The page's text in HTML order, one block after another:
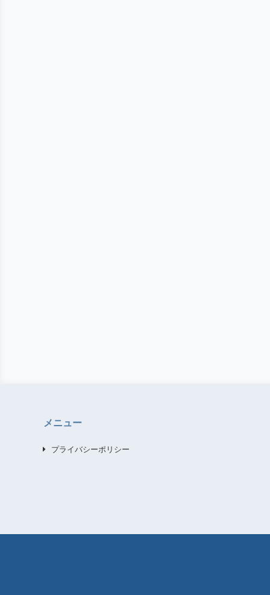
メニュー
プライバシーポリシー